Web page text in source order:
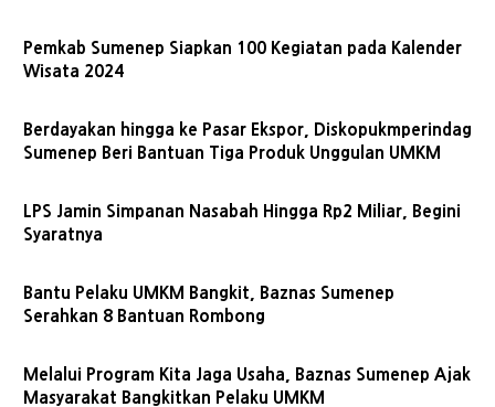
Pemkab Sumenep Siapkan 100 Kegiatan pada Kalender
Wisata 2024
Berdayakan hingga ke Pasar Ekspor, Diskopukmperindag
Sumenep Beri Bantuan Tiga Produk Unggulan UMKM
LPS Jamin Simpanan Nasabah Hingga Rp2 Miliar, Begini
Syaratnya
Bantu Pelaku UMKM Bangkit, Baznas Sumenep
Serahkan 8 Bantuan Rombong
Melalui Program Kita Jaga Usaha, Baznas Sumenep Ajak
Masyarakat Bangkitkan Pelaku UMKM